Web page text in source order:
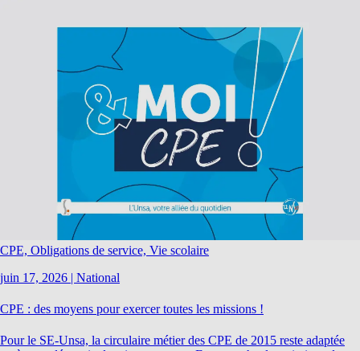
CPE, Obligations de service, Vie scolaire
juin 17, 2026 | National
CPE : des moyens pour exercer toutes les missions !
Pour le SE-Unsa, la circulaire métier des CPE de 2015 reste adaptée